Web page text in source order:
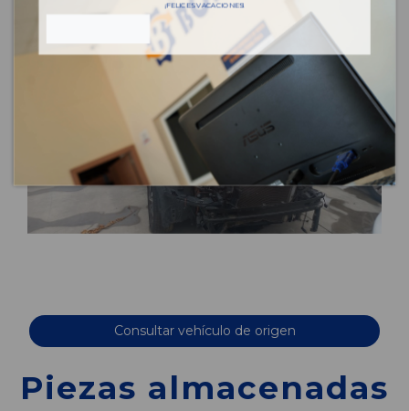
Consultar vehículo de origen
Piezas almacenadas
¡FELICES VACACIONES!